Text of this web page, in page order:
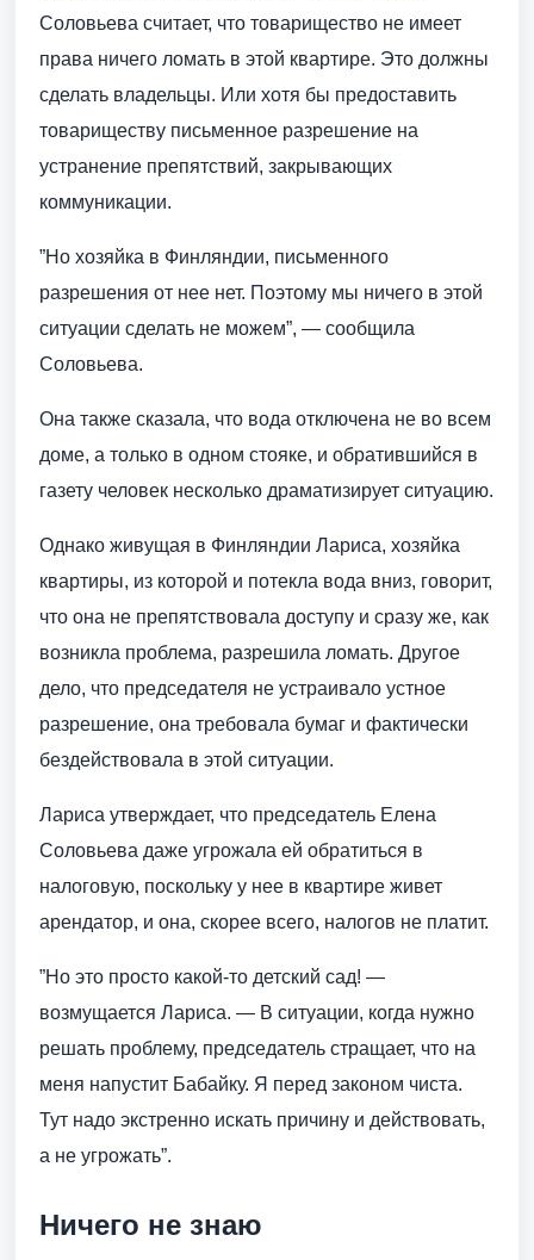
Соловьева считает, что товарищество не имеет
права ничего ломать в этой квартире. Это должны
сделать владельцы. Или хотя бы предоставить
товариществу письменное разрешение на
устранение препятствий, закрывающих
коммуникации.
”Но хозяйка в Финляндии, письменного
разрешения от нее нет. Поэтому мы ничего в этой
ситуации сделать не можем”, — сообщила
Соловьева.
Она также сказала, что вода отключена не во всем
доме, а только в одном стояке, и обратившийся в
газету человек несколько драматизирует ситуацию.
Однако живущая в Финляндии Лариса, хозяйка
квартиры, из которой и потекла вода вниз, говорит,
что она не препятствовала доступу и сразу же, как
возникла проблема, разрешила ломать. Другое
дело, что председателя не устраивало устное
разрешение, она требовала бумаг и фактически
бездействовала в этой ситуации.
Лариса утверждает, что председатель Елена
Соловьева даже угрожала ей обратиться в
налоговую, поскольку у нее в квартире живет
арендатор, и она, скорее всего, налогов не платит.
”Но это просто какой-то детский сад! —
возмущается Лариса. — В ситуации, когда нужно
решать проблему, председатель стращает, что на
меня напустит Бабайку. Я перед законом чиста.
Тут надо экстренно искать причину и действовать,
а не угрожать”.
Ничего не знаю